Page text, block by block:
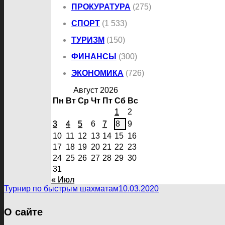
ПРОКУРАТУРА (275)
СПОРТ (1 533)
ТУРИЗМ (150)
ФИНАНСЫ (300)
ЭКОНОМИКА (726)
Август 2026
Пн Вт Ср Чт Пт Сб Вс
1
2
3
4 5 6 7 8
9
10 11 12 13 14 15 16
17 18 19 20 21 22 23
24 25 26 27 28 29 30
31
« Июл
Турнир по быстрым шахматам10.03.2020
О сайте